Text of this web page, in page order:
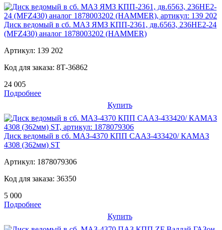
Диск ведомый в сб. МАЗ ЯМЗ КПП-2361, дв.6563, 236НЕ2-24
(MFZ430) аналог 1878003202 (HAMMER)
Артикул: 139 202
Код для заказа: 8Т-36862
24 005
Подробнее
Купить
Диск ведомый в сб. МАЗ-4370 КПП CAAЗ-433420/ КАМАЗ
4308 (362мм) ST
Артикул: 1878079306
Код для заказа: 36350
5 000
Подробнее
Купить